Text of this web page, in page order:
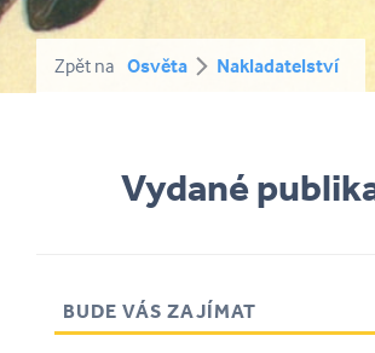
Zpět na Osvěta Nakladatelství
Vydané
BUDE VÁS ZAJÍMAT